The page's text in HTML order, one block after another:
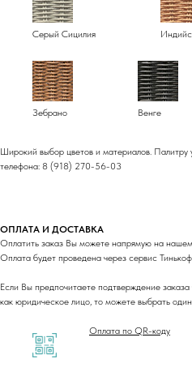
Серый Сицилия
Зебрано Венге
Широкий выбор цветов и материалов.
телефона: 8 (918) 270-56-03
ОПЛАТА И ДОСТАВКА
Оплатить заказ Вы можете напрямую на нашем
Оплата будет проведена через сервис
Если Вы предпочитаете подтверждение
как юридическое лицо, то можете выбрать
Оплата по QR-коду